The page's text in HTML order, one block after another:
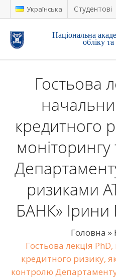
Українська Студентові
Національна
обліку
Гостьова
кредитного
ризиками
БАНК» Ірини
Головна »
Гостьова лекція
кредитного ризику,
контролю